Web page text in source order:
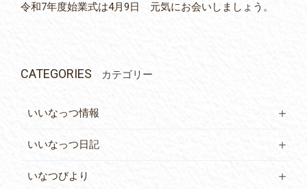
令和7年度始業式は4月9日 元気にお会いしましょう。
CATEGORIES カテゴリー
いいなっつ情報
いいなっつ日記
いなつびより